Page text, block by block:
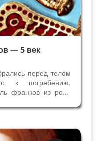
— 5 век
перед телом
к погребению.
франков из рода
франков.